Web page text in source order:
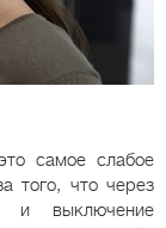
самое слабое
того, что через
и выключение